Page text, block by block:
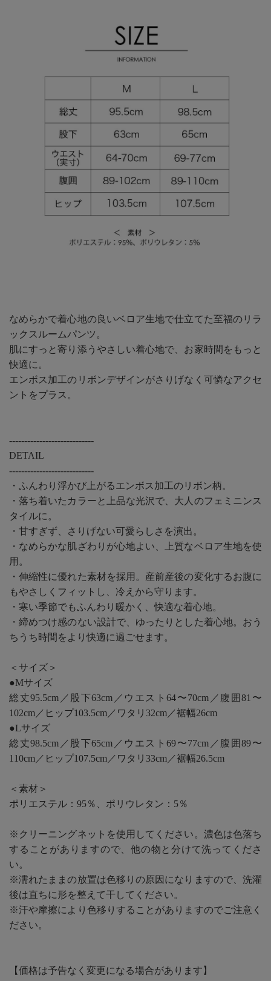
なめらかで着心地の良いベロア生地で仕立てた至福のリラ
ックスルームパンツ。
肌にすっと寄り添うやさしい着心地で、お家時間をもっと
快適に。
エンボス加工のリボンデザインがさりげなく可憐なアクセ
ントをプラス。
----------------------------
DETAIL
----------------------------
・ふんわり浮かび上がるエンボス加工のリボン柄。
・落ち着いたカラーと上品な光沢で、大人のフェミニンス
タイルに。
・甘すぎず、さりげない可愛らしさを演出。
・なめらかな肌ざわりが心地よい、上質なベロア生地を使
用。
・伸縮性に優れた素材を採用。産前産後の変化するお腹に
もやさしくフィットし、冷えから守ります。
・寒い季節でもふんわり暖かく、快適な着心地。
・締めつけ感のない設計で、ゆったりとした着心地。おう
ちうち時間をより快適に過ごせます。
＜サイズ＞
●Mサイズ
総丈95.5cm／股下63cm／ウエスト64〜70cm／腹囲81〜
102cm／ヒップ103.5cm／ワタリ32cm／裾幅26cm
●Lサイズ
総丈98.5cm／股下65cm／ウエスト69〜77cm／腹囲89〜
110cm／ヒップ107.5cm／ワタリ33cm／裾幅26.5cm
＜素材＞
ポリエステル：95％、ポリウレタン：5％
※クリーニングネットを使用してください。濃色は色落ち
することがありますので、他の物と分けて洗ってくださ
い。
※濡れたままの放置は色移りの原因になりますので、洗濯
後は直ちに形を整えて干してください。
※汗や摩擦により色移りすることがありますのでご注意く
ださい。
【価格は予告なく変更になる場合があります】